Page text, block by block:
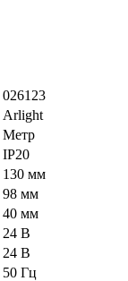
026123
Arlight
Метр
IP20
130 мм
98 мм
40 мм
24 В
24 В
50 Гц